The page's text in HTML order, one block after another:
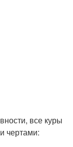
все куры
чертами: